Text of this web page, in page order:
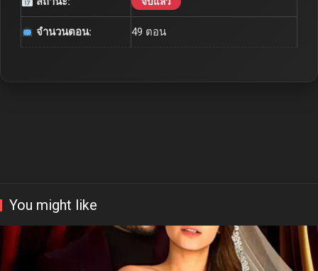
จำนวนตอน: 49 ตอน
You might like